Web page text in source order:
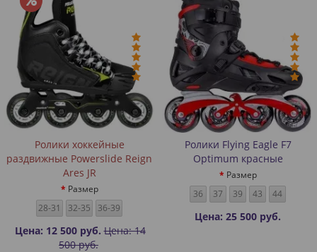
Ролики хоккейные
раздвижные Powerslide Reign
Ares JR
Размер
28-31
32-35 36-39
Цена: 12 500 руб. Цена: 14
500 руб.
Ролики Flying Eagle F7
Optimum красные
Размер
36
37 39 43 44
Цена: 25 500 руб.